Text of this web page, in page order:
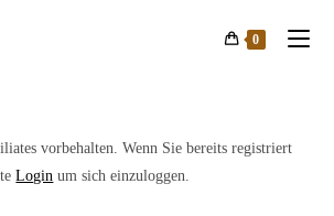
0
vorbehalten. Wenn Sie bereits registriert
Login um sich einzuloggen.